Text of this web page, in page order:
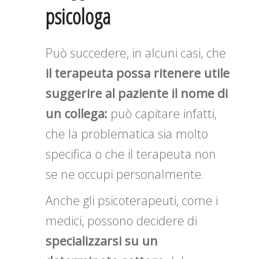
psicologa
Può succedere, in alcuni casi, che
il terapeuta possa ritenere utile
suggerire al paziente il nome di
un collega: può capitare infatti,
che la problematica sia molto
specifica o che il terapeuta non
se ne occupi personalmente.
Anche gli psicoterapeuti, come i
medici, possono decidere di
specializzarsi su un